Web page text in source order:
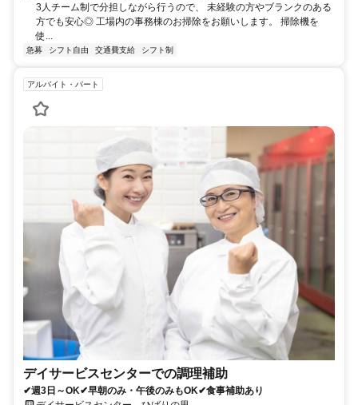
3人チーム制で分担しながら行うので、 未経験の方やブランクのある
方でも安心◎ 工場内の事務棟のお掃除をお願いします。 掃除機を
使...
急募 シフト自由 交通費支給 シフト制
アルバイト・パート
デイサービスセンターでの調理補助
✔週3日～OK✔早朝のみ・午後のみもOK✔食事補助あり